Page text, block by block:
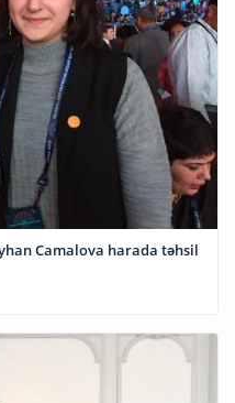
Camalova harada təhsil